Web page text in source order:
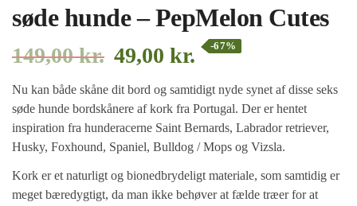
søde hunde – PepMelon Cutes
149,00kr. 49,00 kr. -67%
Nu kan både skåne dit bord og samtidigt nyde synet af disse seks
søde hunde bordskånere af kork fra Portugal. Der er hentet
inspiration fra hunderacerne Saint Bernards, Labrador retriever,
Husky, Foxhound, Spaniel, Bulldog / Mops og Vizsla.
Kork er et naturligt og bionedbrydeligt materiale, som samtidig er
meget bæredygtigt, da man ikke behøver at fælde træer for at